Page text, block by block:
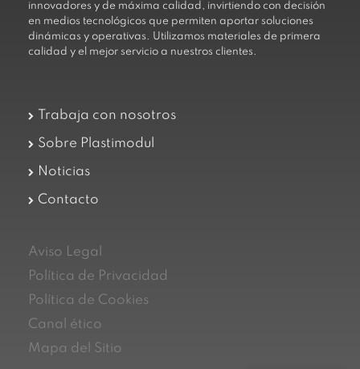
innovadores y de máxima calidad, invirtiendo con decisión
en medios tecnológicos que permiten aportar soluciones
dinámicas y operativas. Utilizamos materiales de primera
calidad y el mejor servicio a nuestros clientes.
Trabaja con nosotros
Sobre Plastimodul
Noticias
Contacto
Aviso Legal
Política de Privacidad
Política de Cookies
Canal ético
Mapa del Sitio